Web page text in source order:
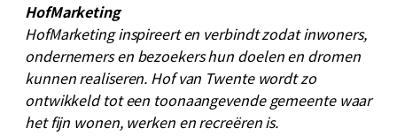
HofMarketing
HofMarketing inspireert en verbindt zodat inwoners,
ondernemers en bezoekers hun doelen en dromen
kunnen realiseren. Hof van Twente wordt zo
ontwikkeld tot een toonaangevende gemeente waar
het fijn wonen, werken en recreëren is.